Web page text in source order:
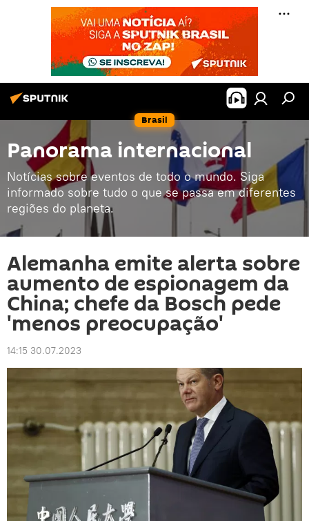
Brasil
Panorama internacional
Notícias sobre eventos de todo o mundo. Siga
informado sobre tudo o que se passa em diferentes
regiões do planeta.
Alemanha emite alerta sobre
aumento de espionagem da
China; chefe da Bosch pede
'menos preocupação'
14:15 30.07.2023